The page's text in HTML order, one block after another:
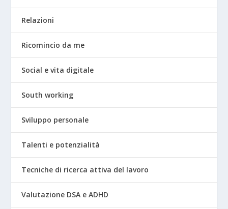
Relazioni
Ricomincio da me
Social e vita digitale
South working
Sviluppo personale
Talenti e potenzialità
Tecniche di ricerca attiva del lavoro
Valutazione DSA e ADHD